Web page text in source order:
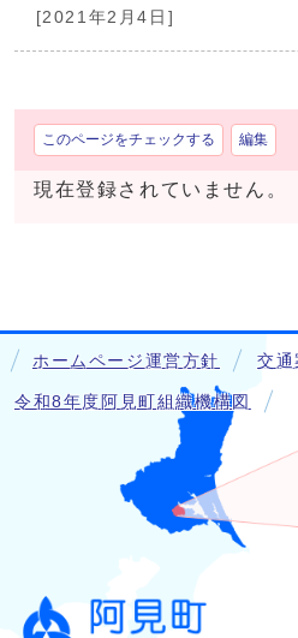
[2021年2月4日]
このページをチェックする 編集
現在登録されていません。
ホームページ運営方針 交通
令和8年度阿見町組織機構図